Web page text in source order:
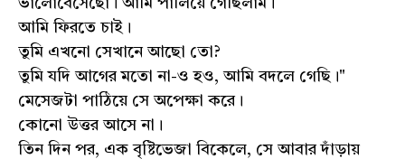
ভালোবেসেছো। আমি পালিয়ে গেছিলাম।
আমি ফিরতে চাই।
তুমি এখনো সেখানে আছো তো?
তুমি যদি আগের মতো না-ও হও, আমি বদলে গেছি।"
মেসেজটা পাঠিয়ে সে অপেক্ষা করে।
কোনো উত্তর আসে না।
তিন দিন পর, এক বৃষ্টিভেজা বিকেলে, সে আবার দাঁড়ায়